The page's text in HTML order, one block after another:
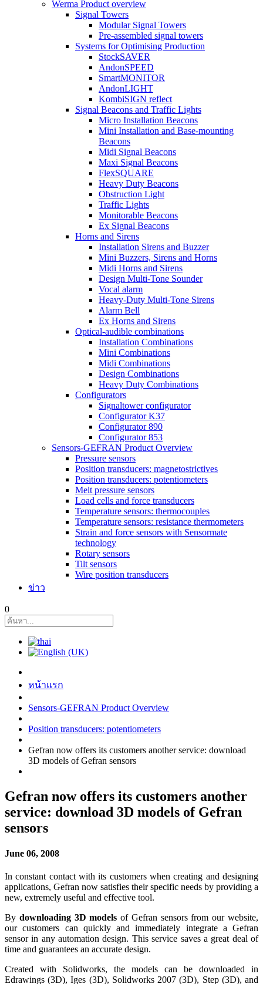
Werma Product overview
Signal Towers
Modular Signal Towers
Pre-assembled signal towers
Systems for Optimising Production
StockSAVER
AndonSPEED
SmartMONITOR
AndonLIGHT
KombiSIGN reflect
Signal Beacons and Traffic Lights
Micro Installation Beacons
Mini Installation and Base-mounting
Beacons
Midi Signal Beacons
Maxi Signal Beacons
FlexSQUARE
Heavy Duty Beacons
Obstruction Light
Traffic Lights
Monitorable Beacons
Ex Signal Beacons
Horns and Sirens
Installation Sirens and Buzzer
Mini Buzzers, Sirens and Horns
Midi Horns and Sirens
Design Multi-Tone Sounder
Vocal alarm
Heavy-Duty Multi-Tone Sirens
Alarm Bell
Ex Horns and Sirens
Optical-audible combinations
Installation Combinations
Mini Combinations
Midi Combinations
Design Combinations
Heavy Duty Combinations
Configurators
Signaltower configurator
Configurator K37
Configurator 890
Configurator 853
Sensors-GEFRAN Product Overview
Pressure sensors
Position transducers: magnetostrictives
Position transducers: potentiometers
Melt pressure sensors
Load cells and force transducers
Temperature sensors: thermocouples
Temperature sensors: resistance thermometers
Strain and force sensors with Sensormate
technology
Rotary sensors
Tilt sensors
Wire position transducers
ข่าว
0
หน้าแรก
Sensors-GEFRAN Product Overview
Position transducers: potentiometers
Gefran now offers its customers another service: download
3D models of Gefran sensors
Gefran now offers its customers another
service: download 3D models of Gefran
sensors
June 06, 2008
In constant contact with its customers when creating and designing
applications, Gefran now satisfies their specific needs by providing a
new, extremely useful and effective tool.
By downloading 3D models of Gefran sensors from our website,
our customers can quickly and immediately integrate a Gefran
sensor in any automation design. This service saves a great deal of
time and guarantees an accurate design.
Created with Solidworks, the models can be downloaded in
Edrawings (3D), Iges (3D), Solidworks 2007 (3D), Step (3D), and